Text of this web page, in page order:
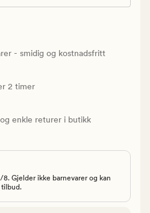
- smidig og kostnadsfritt
2 timer
enkle returer i butikk
Gjelder ikke barnevarer og kan
tilbud.